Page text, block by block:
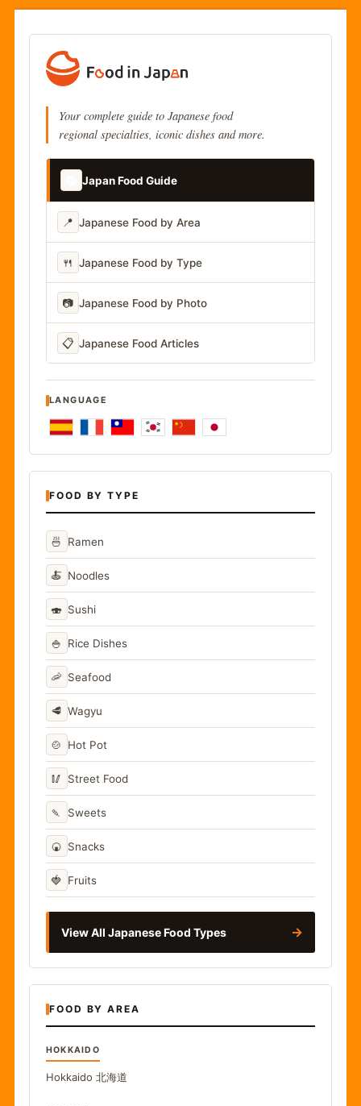
Your complete guide to Japanese food
regional specialties, iconic dishes and more.
Japan Food Guide
📍 Japanese Food by Area
🍴 Japanese Food by Type
📷 Japanese Food by Photo
📋 Japanese Food Articles
LANGUAGE
FOOD BY TYPE
🍜 Ramen
🍝 Noodles
🍣 Sushi
🍚 Rice Dishes
🦐 Seafood
🥩 Wagyu
🍲 Hot Pot
🥢 Street Food
🍡 Sweets
🍘 Snacks
🍓 Fruits
View All Japanese Food Types →
FOOD BY AREA
HOKKAIDO
Hokkaido 北海道